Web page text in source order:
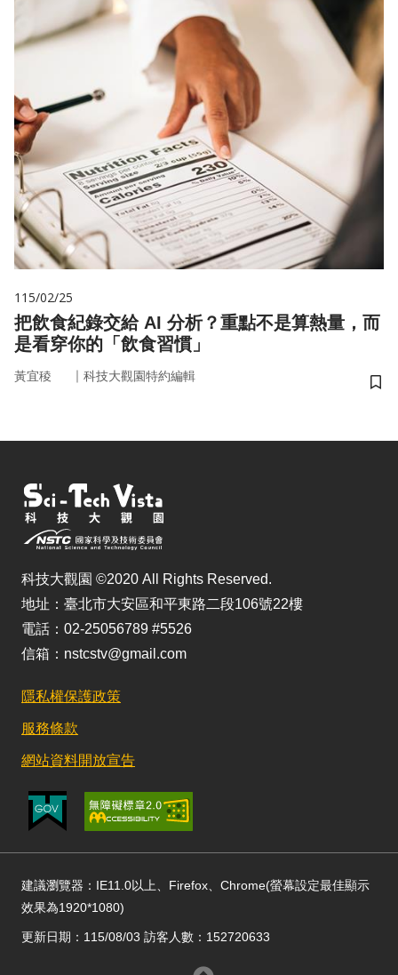
115/02/25
把飲食紀錄交給 AI 分析？重點不是算熱量，而
是看穿你的「飲食習慣」
黃宜稜 ｜ 科技大觀園特約編輯
儲
科技大觀園 ©2020 All Rights Reserved.
地址：臺北市大安區和平東路二段106號22樓
電話：02-25056789 #5526
信箱：nstcstv@gmail.com
隱私權保護政策
服務條款
網站資料開放宣告
建議瀏覽器：IE11.0以上、Firefox、Chrome(螢幕設定最佳顯示
效果為1920*1080)
更新日期：115/08/03 訪客人數：152720633